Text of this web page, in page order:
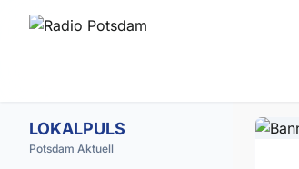
LOKALPULS
Potsdam Aktuell